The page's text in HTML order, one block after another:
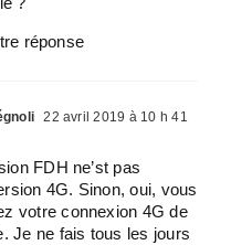
réponse
22 avril 2019 à 10 h 41
FDH ne’st pas
4G. Sinon, oui, vous
votre connexion 4G de
Je ne fais tous les jours